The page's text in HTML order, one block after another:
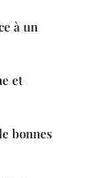
à un
et
bonnes